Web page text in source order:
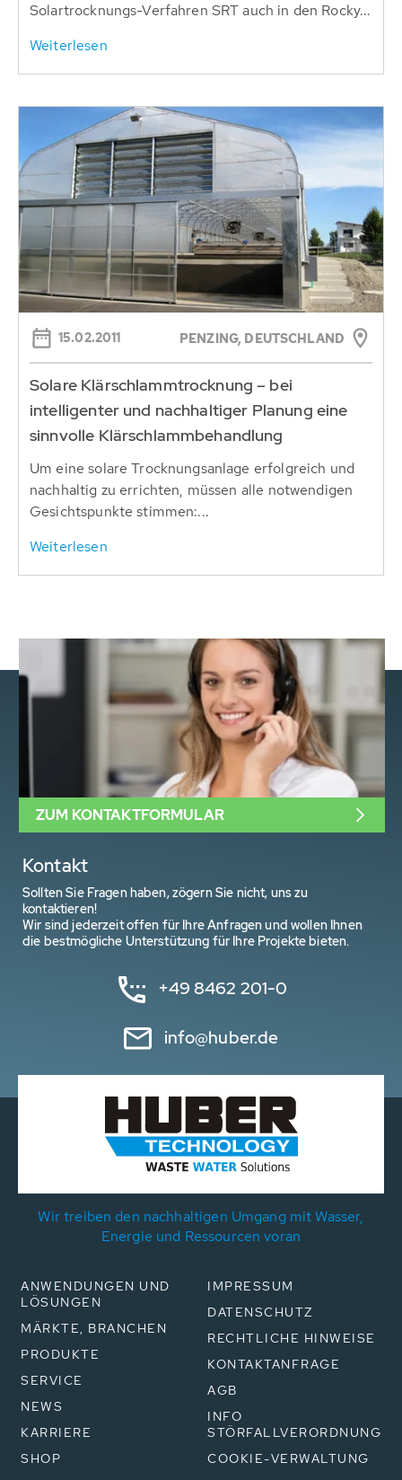
Solartrocknungs-Verfahren SRT auch in den Rocky...
Weiterlesen
15.02.2011 PENZING, DEUTSCHLAND
Solare Klärschlammtrocknung – bei
intelligenter und nachhaltiger Planung eine
sinnvolle Klärschlammbehandlung
Um eine solare Trocknungsanlage erfolgreich und
nachhaltig zu errichten, müssen alle notwendigen
Gesichtspunkte stimmen:...
Weiterlesen
Kontakt
Sollten Sie Fragen haben, zögern Sie nicht, uns zu
kontaktieren!
Wir sind jederzeit offen für Ihre Anfragen und wollen Ihnen
die bestmögliche Unterstützung für Ihre Projekte bieten.
+49 8462 201-0
info@huber.de
ZUM KONTAKTFORMULAR
Wir treiben den nachhaltigen Umgang mit Wasser,
Energie und Ressourcen voran
ANWENDUNGEN UND
LÖSUNGEN
MÄRKTE, BRANCHEN
PRODUKTE
SERVICE
NEWS
KARRIERE
SHOP
IMPRESSUM
DATENSCHUTZ
RECHTLICHE HINWEISE
KONTAKTANFRAGE
AGB
INFO
STÖRFALLVERORDNUNG
COOKIE-VERWALTUNG